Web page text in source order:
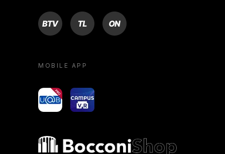
BTV TL ON
MOBILE APP
yoU@B Campus VR
Bocconi shop